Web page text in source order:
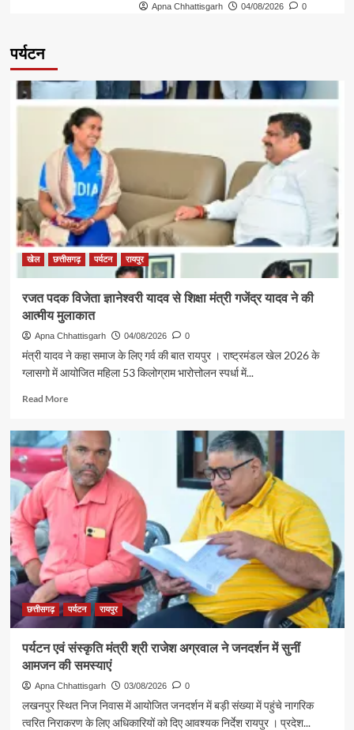
Apna Chhattisgarh 04/08/2026 0
पर्यटन
खेल छत्तीसगढ़ पर्यटन रायपुर
रजत पदक विजेता ज्ञानेश्वरी यादव से शिक्षा मंत्री गजेंद्र यादव ने की
आत्मीय मुलाकात
Apna Chhattisgarh 04/08/2026 0
मंत्री यादव ने कहा समाज के लिए गर्व की बात रायपुर । राष्ट्रमंडल खेल 2026 के
ग्लासगो में आयोजित महिला 53 किलोग्राम भारोत्तोलन स्पर्धा में...
Read MoreRead
रजत
पदक
विजेता
ज्ञानेश्वरी
यादव
शिक्षा
मंत्री
गजेंद्र
यादव
ने
की
छत्तीसगढ़ पर्यटन रायपुर
पर्यटन एवं संस्कृति मंत्री श्री राजेश अग्रवाल ने जनदर्शन में सुनीं
आमजन की समस्याएं
Apna Chhattisgarh 03/08/2026 0
लखनपुर स्थित निज निवास में आयोजित जनदर्शन में बड़ी संख्या में पहुंचे नागरिक
त्वरित निराकरण के लिए अधिकारियों को दिए आवश्यक निर्देश रायपुर । प्रदेश...